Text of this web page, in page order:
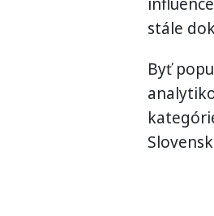
stále
Byť